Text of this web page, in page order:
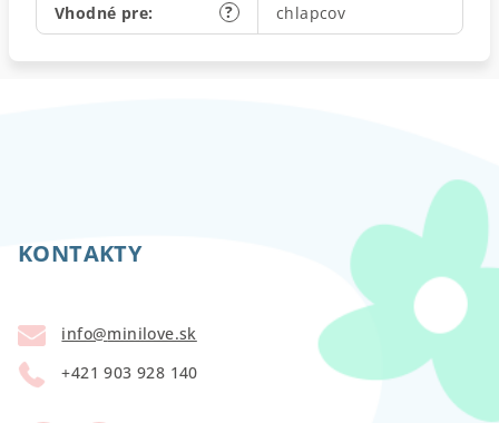
?
Vhodné pre: chlapcov
KONTAKTY
info@minilove.sk
+421 903 928 140